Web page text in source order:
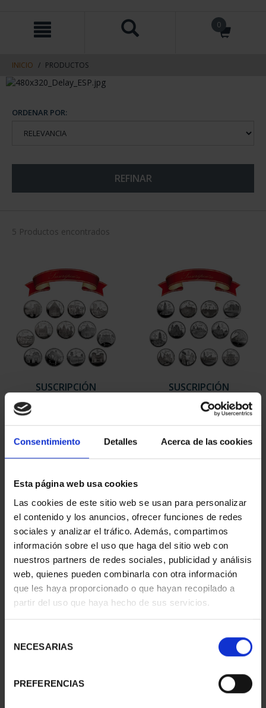
Consentimiento Detalles Acerca de las cookies
Esta página web usa cookies
Las cookies de este sitio web se usan para personalizar
el contenido y los anuncios, ofrecer funciones de redes
sociales y analizar el tráfico. Además, compartimos
información sobre el uso que haga del sitio web con
nuestros partners de redes sociales, publicidad y análisis
web, quienes pueden combinarla con otra información
que les haya proporcionado o que hayan recopilado a
partir del uso que haya hecho de sus servicios.
NECESARIAS
PREFERENCIAS
contenido
navegacin
0
INICIO PRODUCTOS
ORDENAR POR:
REFINAR
5 Productos encontrados
SUSCRIPCIÓN
949,00 €
Sólo para usuarios
registrados
SUSCRIPCIÓN
CAPITALES DE
PROVINCIA 2
949,00 €
Sólo para usuarios
registrados
SUSCRIPCIÓN
CAPITALES DE
949,00 €
registrados
SUSCRIPCIÓN
CAPITALES DE
949,00 €
registrados